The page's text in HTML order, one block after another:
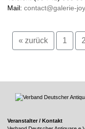
Mail: contact@galerie-
« zurück 1 2
Veranstalter / Kontakt